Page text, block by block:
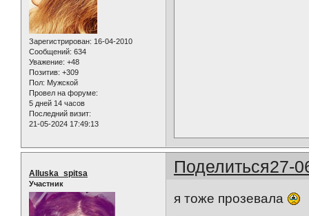
Зарегистрирован: 16-04-2010
Сообщений: 634
Уважение: +48
Позитив: +309
Пол: Мужской
Провел на форуме:
5 дней 14 часов
Последний визит:
21-05-2024 17:49:13
Поделиться27-
Alluska_spitsa
Участник
я тоже прозевала